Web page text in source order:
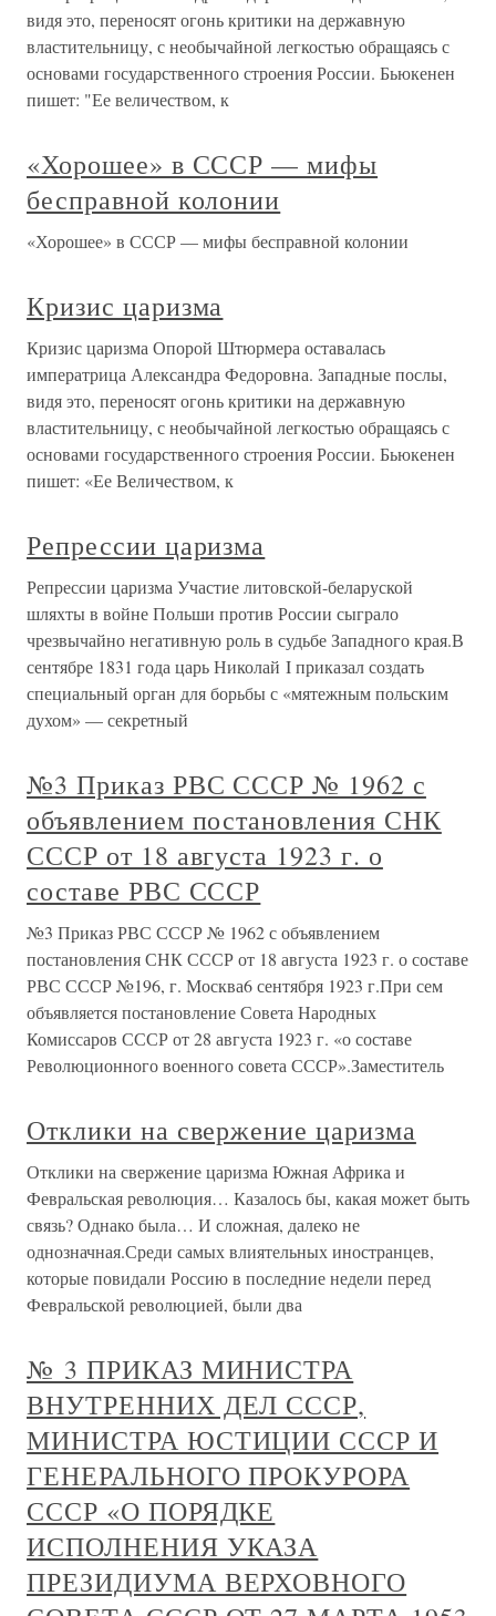
видя это, переносят огонь критики на державную
властительницу, с необычайной легкостью обращаясь с
основами государственного строения России. Бьюкенен
пишет: "Ее величеством, к
«Хорошее» в СССР — мифы
бесправной колонии
«Хорошее» в СССР — мифы бесправной колонии
Кризис царизма
Кризис царизма Опорой Штюрмера оставалась
императрица Александра Федоровна. Западные послы,
видя это, переносят огонь критики на державную
властительницу, с необычайной легкостью обращаясь с
основами государственного строения России. Бьюкенен
пишет: «Ее Величеством, к
Репрессии царизма
Репрессии царизма Участие литовской-беларуской
шляхты в войне Польши против России сыграло
чрезвычайно негативную роль в судьбе Западного края.В
сентябре 1831 года царь Николай I приказал создать
специальный орган для борьбы с «мятежным польским
духом» — секретный
№3 Приказ РВС СССР № 1962 с
объявлением постановления СНК
СССР от 18 августа 1923 г. о
составе РВС СССР
№3 Приказ РВС СССР № 1962 с объявлением
постановления СНК СССР от 18 августа 1923 г. о составе
РВС СССР №196, г. Москва6 сентября 1923 г.При сем
объявляется постановление Совета Народных
Комиссаров СССР от 28 августа 1923 г. «о составе
Революционного военного совета СССР».Заместитель
Отклики на свержение царизма
Отклики на свержение царизма Южная Африка и
Февральская революция… Казалось бы, какая может быть
связь? Однако была… И сложная, далеко не
однозначная.Среди самых влиятельных иностранцев,
которые повидали Россию в последние недели перед
Февральской революцией, были два
№ 3 ПРИКАЗ МИНИСТРА
ВНУТРЕННИХ ДЕЛ СССР,
МИНИСТРА ЮСТИЦИИ СССР И
ГЕНЕРАЛЬНОГО ПРОКУРОРА
СССР «О ПОРЯДКЕ
ИСПОЛНЕНИЯ УКАЗА
ПРЕЗИДИУМА ВЕРХОВНОГО